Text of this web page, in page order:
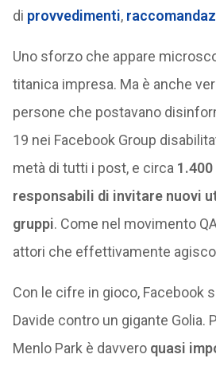
di provvedimenti,
Uno sforzo che appare
titanica impresa. Ma è anche
persone che postavano
19 nei Facebook Group
metà di tutti i post, e circa
responsabili di invitare nuovi
gruppi. Come nel movimento
attori che effettivamente
Con le cifre in gioco, Facebook
Davide contro un gigante Golia.
Menlo Park è davveroquasi